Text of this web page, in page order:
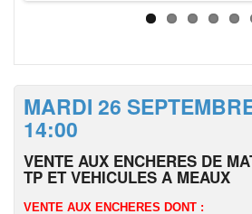
MARDI 26
14:00
VENTE AUX ENCHERES DE
TP ET VEHICULES A MEAUX
VENTE AUX ENCHERES DONT :